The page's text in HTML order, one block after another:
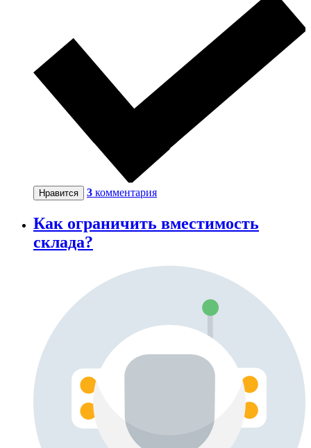
Нравится 3 комментария
Как ограничить вместимость
склада?